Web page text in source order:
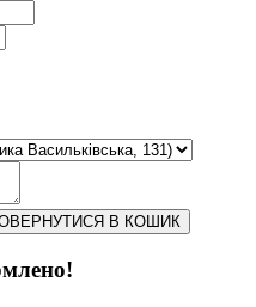
В КОШИК